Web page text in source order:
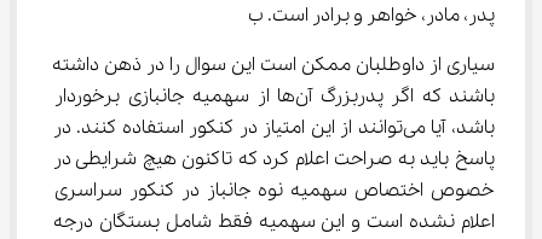
پدر، مادر، خواهر و برادر است. ب
سیاری از داوطلبان ممکن است این سوال را در ذهن داشته
باشند که اگر پدربزرگ آن‌ها از سهمیه جانبازی برخوردار
باشد، آیا می‌توانند از این امتیاز در کنکور استفاده کنند. در
پاسخ باید به صراحت اعلام کرد که تاکنون هیچ شرایطی در
خصوص اختصاص سهمیه نوه جانباز در کنکور سراسری
اعلام نشده است و این سهمیه فقط شامل بستگان درجه